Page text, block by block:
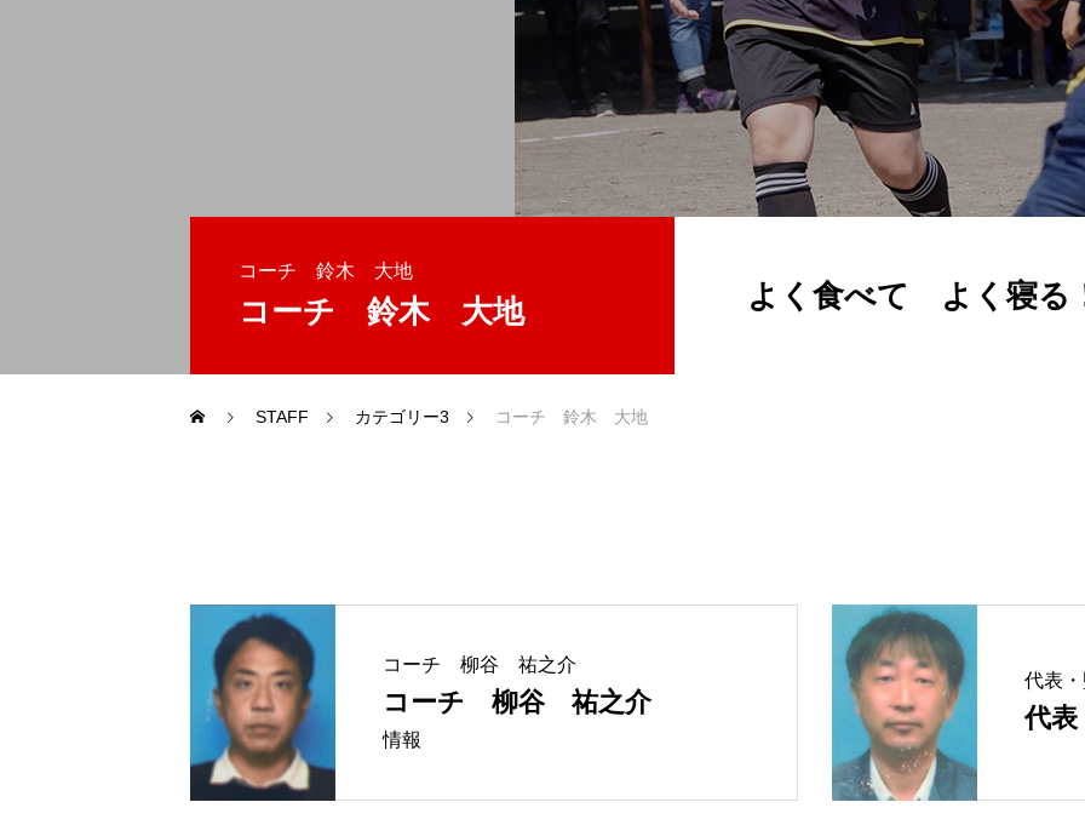
代表挨拶 基本活動
活動報告
コーチ 鈴木 大地
コーチ 鈴木 大地 よく食べて よく寝る
STAFF カテゴリー3 コーチ 鈴木 大地
コーチ 柳谷 祐之介
コーチ 柳谷 祐之介
情報
代表
代